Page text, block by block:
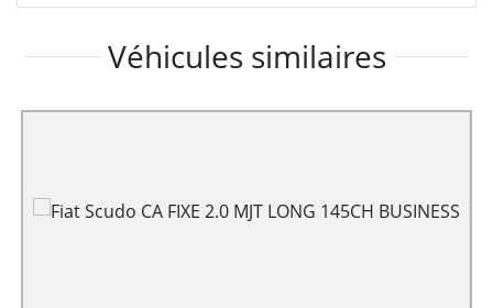
Véhicules similaires